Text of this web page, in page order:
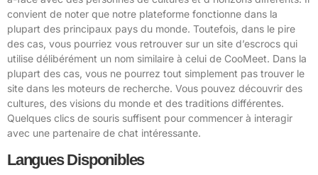
convient de noter que notre plateforme fonctionne dans la
plupart des principaux pays du monde. Toutefois, dans le pire
des cas, vous pourriez vous retrouver sur un site d’escrocs qui
utilise délibérément un nom similaire à celui de CooMeet. Dans la
plupart des cas, vous ne pourrez tout simplement pas trouver le
site dans les moteurs de recherche. Vous pouvez découvrir des
cultures, des visions du monde et des traditions différentes.
Quelques clics de souris suffisent pour commencer à interagir
avec une partenaire de chat intéressante.
Langues Disponibles